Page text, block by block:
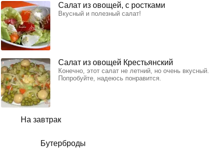
На завтрак
Бутерброды
Салат из овощей, с ростками
Вкусный и полезный салат!
Салат из овощей Крестьянский
Конечно, этот салат не летний, но очень вкусный.
Попробуйте, надеюсь понравится.